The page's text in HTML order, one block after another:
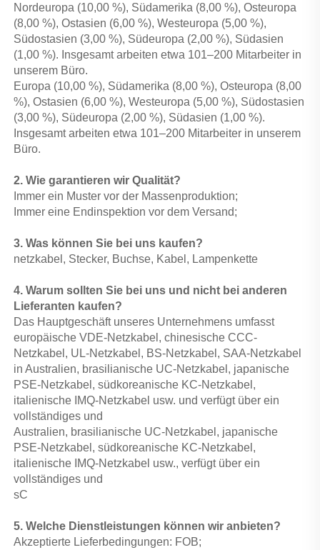
Nordeuropa (10,00 %), Südamerika (8,00 %), Osteuropa
(8,00 %), Ostasien (6,00 %), Westeuropa (5,00 %),
Südostasien (3,00 %), Südeuropa (2,00 %), Südasien
(1,00 %). Insgesamt arbeiten etwa 101–200 Mitarbeiter in
unserem Büro.
Europa (10,00 %), Südamerika (8,00 %), Osteuropa (8,00
%), Ostasien (6,00 %), Westeuropa (5,00 %), Südostasien
(3,00 %), Südeuropa (2,00 %), Südasien (1,00 %).
Insgesamt arbeiten etwa 101–200 Mitarbeiter in unserem
Büro.
2. Wie garantieren wir Qualität?
Immer ein Muster vor der Massenproduktion;
Immer eine Endinspektion vor dem Versand;
3. Was können Sie bei uns kaufen?
netzkabel, Stecker, Buchse, Kabel, Lampenkette
4. Warum sollten Sie bei uns und nicht bei anderen
Lieferanten kaufen?
Das Hauptgeschäft unseres Unternehmens umfasst
europäische VDE-Netzkabel, chinesische CCC-
Netzkabel, UL-Netzkabel, BS-Netzkabel, SAA-Netzkabel
in Australien, brasilianische UC-Netzkabel, japanische
PSE-Netzkabel, südkoreanische KC-Netzkabel,
italienische IMQ-Netzkabel usw. und verfügt über ein
vollständiges und
Australien, brasilianische UC-Netzkabel, japanische
PSE-Netzkabel, südkoreanische KC-Netzkabel,
italienische IMQ-Netzkabel usw., verfügt über ein
vollständiges und
sC
5. Welche Dienstleistungen können wir anbieten?
Akzeptierte Lieferbedingungen: FOB;